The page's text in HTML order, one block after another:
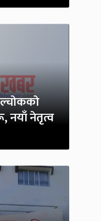
नयाँ नेतृत्व